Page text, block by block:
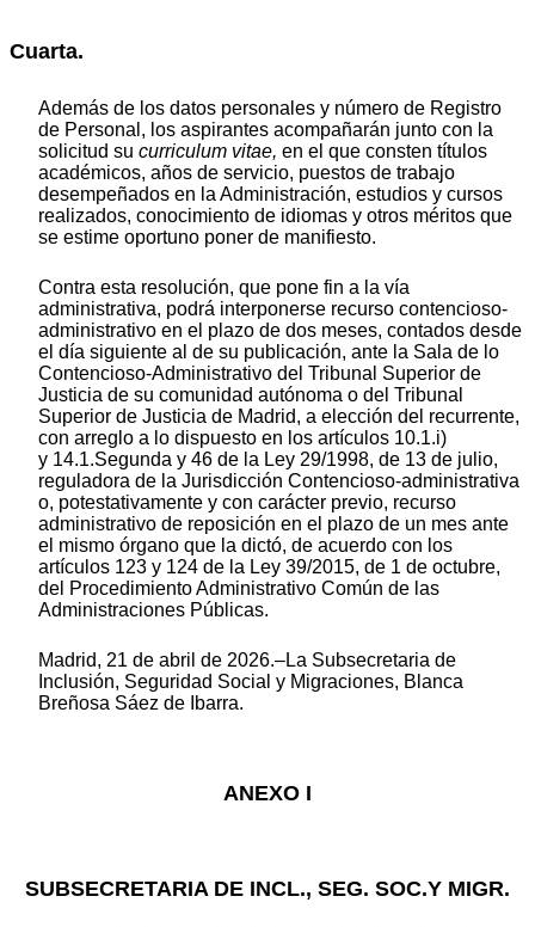
Cuarta.
Además de los datos personales y número de Registro
de Personal, los aspirantes acompañarán junto con la
solicitud su curriculum vitae, en el que consten títulos
académicos, años de servicio, puestos de trabajo
desempeñados en la Administración, estudios y cursos
realizados, conocimiento de idiomas y otros méritos que
se estime oportuno poner de manifiesto.
Contra esta resolución, que pone fin a la vía
administrativa, podrá interponerse recurso contencioso-
administrativo en el plazo de dos meses, contados desde
el día siguiente al de su publicación, ante la Sala de lo
Contencioso-Administrativo del Tribunal Superior de
Justicia de su comunidad autónoma o del Tribunal
Superior de Justicia de Madrid, a elección del recurrente,
con arreglo a lo dispuesto en los artículos 10.1.i)
y 14.1.Segunda y 46 de la Ley 29/1998, de 13 de julio,
reguladora de la Jurisdicción Contencioso-administrativa
o, potestativamente y con carácter previo, recurso
administrativo de reposición en el plazo de un mes ante
el mismo órgano que la dictó, de acuerdo con los
artículos 123 y 124 de la Ley 39/2015, de 1 de octubre,
del Procedimiento Administrativo Común de las
Administraciones Públicas.
Madrid, 21 de abril de 2026.–La Subsecretaria de
Inclusión, Seguridad Social y Migraciones, Blanca
Breñosa Sáez de Ibarra.
ANEXO I
SUBSECRETARIA DE INCL., SEG. SOC.Y MIGR.